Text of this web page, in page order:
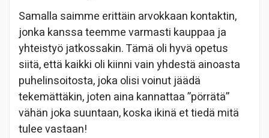
Samalla saimme erittäin arvokkaan kontaktin,
jonka kanssa teemme varmasti kauppaa ja
yhteistyö jatkossakin. Tämä oli hyvä opetus
siitä, että kaikki oli kiinni vain yhdestä ainoasta
puhelinsoitosta, joka olisi voinut jäädä
tekemättäkin, joten aina kannattaa ”pörrätä”
vähän joka suuntaan, koska ikinä et tiedä mitä
tulee vastaan!